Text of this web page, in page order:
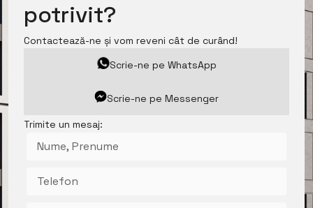
potrivit?
Contactează-ne și vom reveni cât de curând!
Scrie-ne pe WhatsApp
Scrie-ne pe Messenger
Trimite un mesaj: